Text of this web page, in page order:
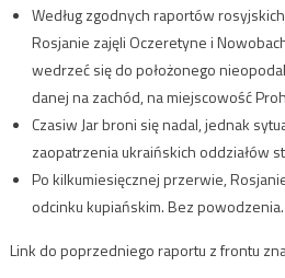
Według zgodnych raportów
Rosjanie zajęli Oczeretyne i
wedrzeć się do położonego
danej na zachód, na miejscowość
Czasiw Jar broni się nadal, jednak
zaopatrzenia ukraińskich oddziałów
Po kilkumiesięcznej przerwie,
odcinku kupiańskim. Bez powodzenia.
Link do poprzedniego raportu z frontu